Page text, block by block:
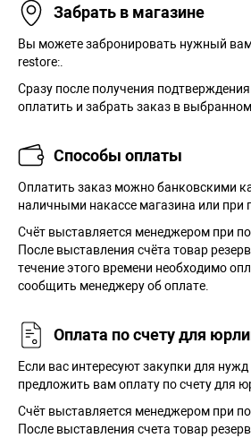
Забрать в магазине
Вы можете забронировать нужный
restore:.
Сразу после получения
оплатить и забрать заказ в
Способы оплаты
Оплатить заказ можно банковскими
наличными накассе магазина или при
Cчёт выставляется менеджером при
После выставления счёта товар
течение этого времени необходимо
сообщить менеджеру об оплате.
Оплата по счету для
Если вас интересуют закупки для
предложить вам оплату по счету для
Счёт выставляется менеджером при
После выставления счета товар